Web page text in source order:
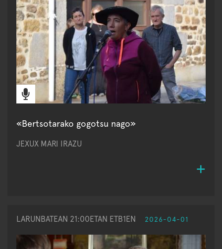
«Bertsotarako gogotsu nago»
JEXUX MARI IRAZU
LARUNBATEAN 21:00ETAN ETB1EN 2026-04-01